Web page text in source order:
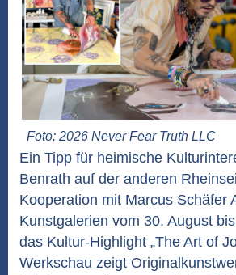
Foto: 2026 Never Fear Truth LLC
Ein Tipp für heimische
Benrath auf der anderen
Kooperation mit Marcus Schäfer
Kunstgalerien vom 30. August
das Kultur-Highlight „The Art of
Werkschau zeigt